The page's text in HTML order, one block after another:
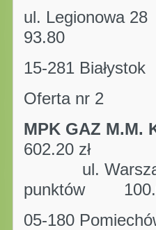
ul.
93.80
15-281 Białystok
Oferta nr 2
MPK GAZ M.M.
602.20 zł
ul.
punktów
05-180